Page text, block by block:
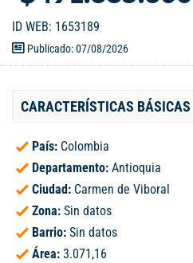
ID WEB: 1653189
Publicado: 07/08/2026
CARACTERÍSTICAS BÁSICAS
País: Colombia
Departamento: Antioquia
Ciudad: Carmen de Viboral
Zona: Sin datos
Barrio: Sin datos
Área: 3.071,16